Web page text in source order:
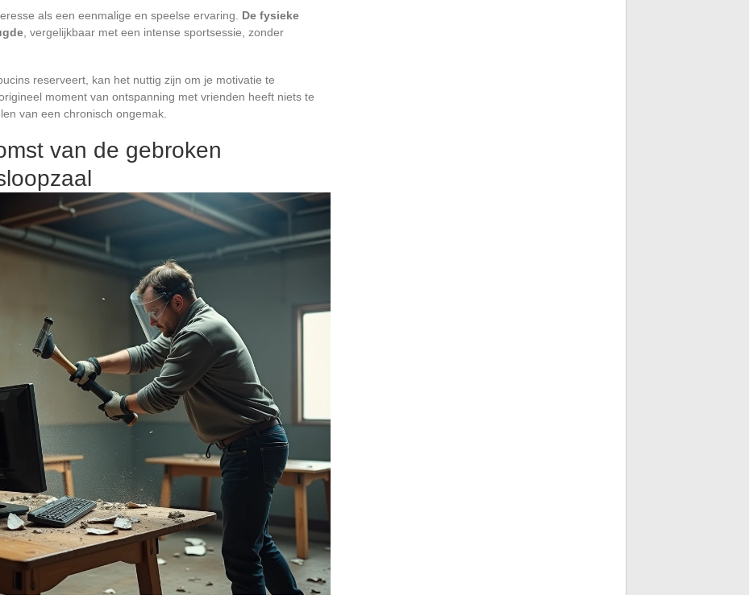
als een eenmalige en speelse ervaring. De fysieke
, vergelijkbaar met een intense sportsessie, zonder
reserveert, kan het nuttig zijn om je motivatie te
moment van ontspanning met vrienden heeft niets te
van een chronisch ongemak.
van de gebroken